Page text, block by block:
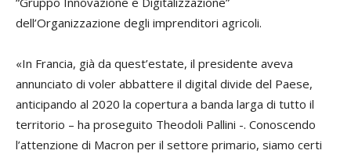
dell’Organizzazione degli imprenditori agricoli.
«In Francia, già da quest’estate, il presidente aveva
annunciato di voler abbattere il digital divide del Paese,
anticipando al 2020 la copertura a banda larga di tutto il
territorio – ha proseguito Theodoli Pallini -. Conoscendo
l’attenzione di Macron per il settore primario, siamo certi